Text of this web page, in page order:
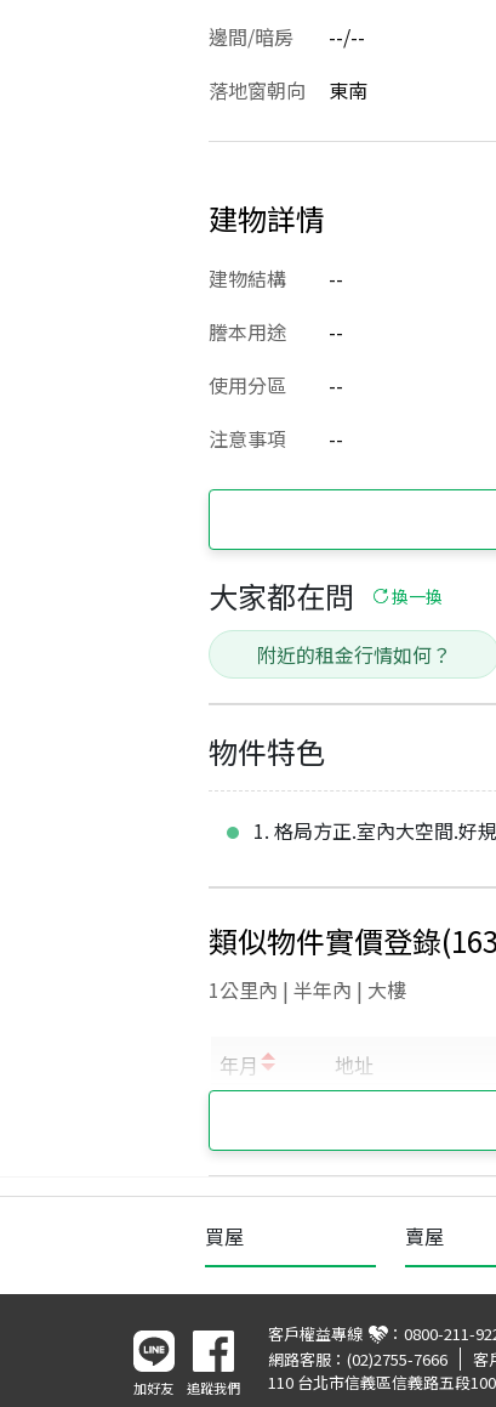
邊間/暗房
--/--
落地窗朝向
東南
建物詳情
建物結構 --
謄本用途
--
使用分區
--
注意事項
--
大家都在問 換一換
附近的租金行情如何？
物件特色
1. 格局方正.室內大空間.好
類似物件實價登錄(163
1公里內 | 半年內 | 大樓
買屋 賣屋
加好友 追蹤我們
客戶權益專線 ： 0800-211-
網路客服： (02)2755-7666 客
110 台北市信義區信義路五段